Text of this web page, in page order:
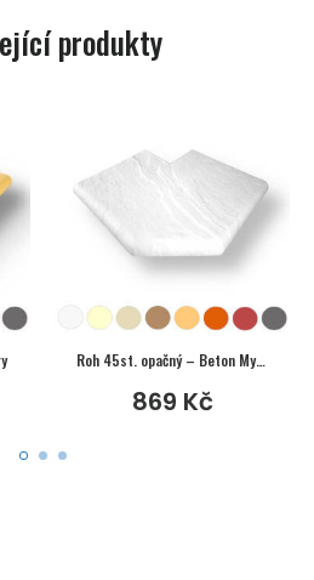
produkty
Roh 45st. opačný – Beton Mystery
869 Kč